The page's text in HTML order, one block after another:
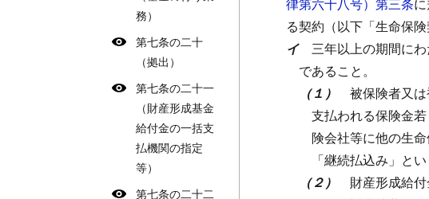
務）
第七条の二十
（拠出）
第七条の二十一
（財産形成基金
給付金の一括支
払機関の指定
等）
第七条の二十二
る契約（以下「生命保
イ 三年以上の期間に
であること。
（１） 被保険者又
支払われる保険金
険会社等に他の生
「継続払込み」とい
（２） 財産形成給